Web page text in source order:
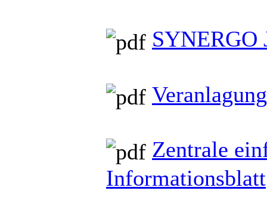
SYNERGO
Zentrale
Informationsblatt